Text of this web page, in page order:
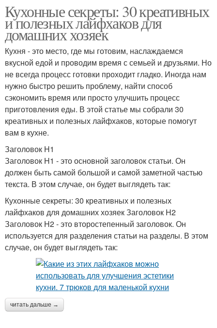
Кухонные секреты: 30 креативных
и полезных лайфхаков для
домашних хозяек
Кухня - это место, где мы готовим, наслаждаемся
вкусной едой и проводим время с семьей и друзьями. Но
не всегда процесс готовки проходит гладко. Иногда нам
нужно быстро решить проблему, найти способ
сэкономить время или просто улучшить процесс
приготовления еды. В этой статье мы собрали 30
креативных и полезных лайфхаков, которые помогут
вам в кухне.
Заголовок H1
Заголовок H1 - это основной заголовок статьи. Он
должен быть самой большой и самой заметной частью
текста. В этом случае, он будет выглядеть так:
Кухонные секреты: 30 креативных и полезных
лайфхаков для домашних хозяек Заголовок H2
Заголовок H2 - это второстепенный заголовок. Он
используется для разделения статьи на разделы. В этом
случае, он будет выглядеть так:
читать дальше →